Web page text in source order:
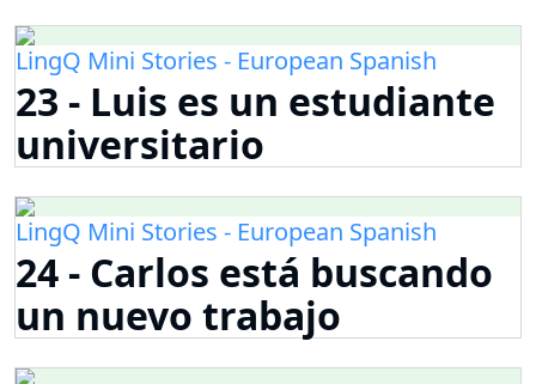
LingQ Mini Stories - European Spanish
23 - Luis es un estudiante
universitario
LingQ Mini Stories - European Spanish
24 - Carlos está buscando
un nuevo trabajo